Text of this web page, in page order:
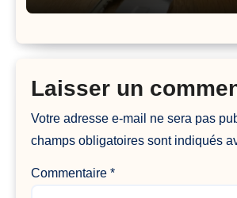
Laisser un
Votre adresse e-mail ne sera pas
champs obligatoires sont indiqués
Commentaire*